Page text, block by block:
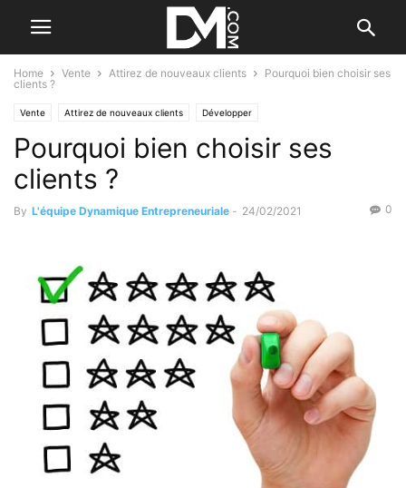
Home Vente Attirez de nouveaux clients
Pourquoi bien choisir ses
clients ?
Vente Attirez de nouveaux clients Développer
Pourquoi bien choisir ses
clients ?
By L'équipe Dynamique Entrepreneuriale - 24/02/2021 0